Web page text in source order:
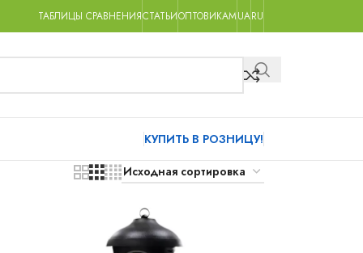
ТАБЛИЦЫ СРАВНЕНИЯСТАТЬИОПТОВИКАМUARU
КУПИТЬ В РОЗНИЦУ!